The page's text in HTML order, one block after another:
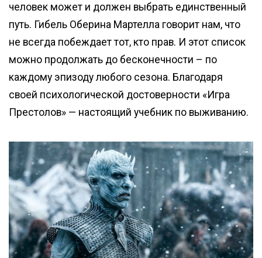
человек может и должен выбрать единственный
путь. Гибель Оберина Мартелла говорит нам, что
не всегда побеждает тот, кто прав. И этот список
можно продолжать до бесконечности – по
каждому эпизоду любого сезона. Благодаря
своей психологической достоверности «Игра
Престолов» — настоящий учебник по выживанию.